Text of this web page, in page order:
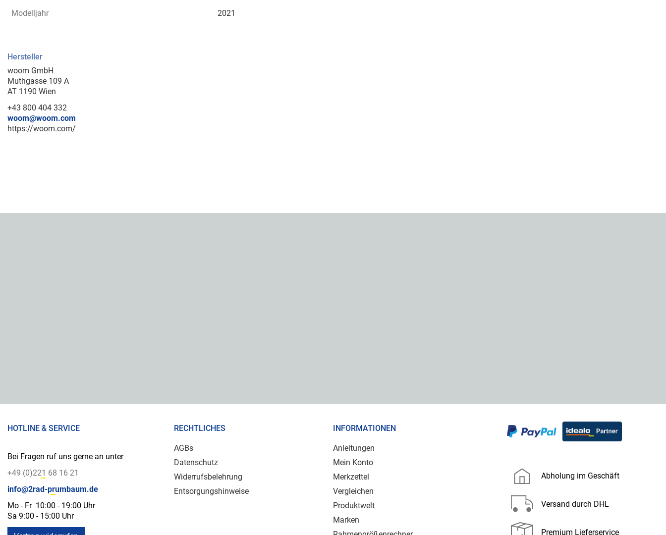
Modelljahr 2021
Hersteller
woom GmbH
Muthgasse 109 A
AT 1190 Wien
+43 800 404 332
woom@woom.com
https://woom.com/
HOTLINE & SERVICE
Bei Fragen ruf uns gerne an unter
+49 (0)221 68 16 21
info@2rad-prumbaum.de
Mo - Fr 10:00 - 19:00 Uhr
Sa 9:00 - 15:00 Uhr
RECHTLICHES
AGBs
Datenschutz
Widerrufsbelehrung
Entsorgungshinweise
INFORMATIONEN
Anleitungen
Mein Konto
Merkzettel
Vergleichen
Produktwelt
Marken
Abholung im Geschäft
Versand durch DHL
Premium Lieferservice